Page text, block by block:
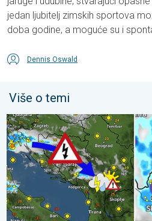
jedan ljubitelj zimskih sportova
doba godine, a moguće su i
Dennis Oswald
Više o temi
Pješčana oluja u Skoplju. Olujni i